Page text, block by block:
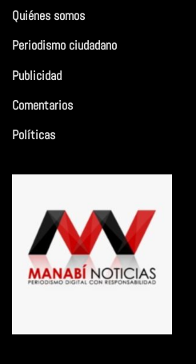
Quiénes somos
Periodismo ciudadano
Publicidad
Comentarios
Políticas